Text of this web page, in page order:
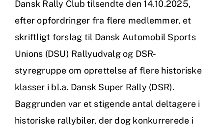
Dansk rallyhistorie
DRC Galleri
Bliv medlem
Kontakt
Dansk Rally Club tilsendte den 14.10.2025,
efter opfordringer fra flere medlemmer, et
skriftligt forslag til Dansk Automobil Sports
Unions (DSU) Rallyudvalg og DSR-
styregruppe om oprettelse af flere historiske
klasser i bl.a. Dansk Super Rally (DSR).
Baggrunden var et stigende antal deltagere i
historiske rallybiler, der dog konkurrerede i